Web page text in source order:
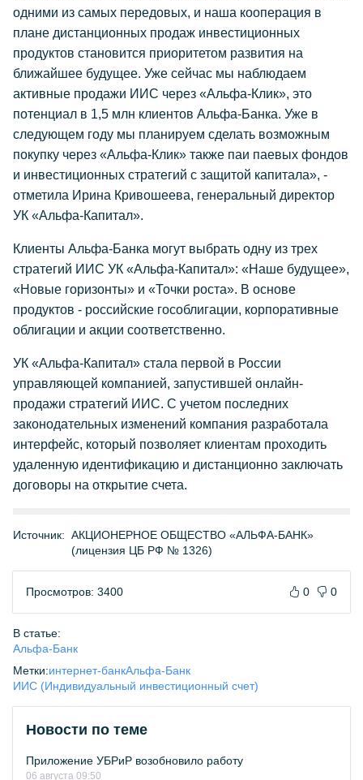
одними из самых передовых, и наша кооперация в
плане дистанционных продаж инвестиционных
продуктов становится приоритетом развития на
ближайшее будущее. Уже сейчас мы наблюдаем
активные продажи ИИС через «Альфа-Клик», это
потенциал в 1,5 млн клиентов Альфа-Банка. Уже в
следующем году мы планируем сделать возможным
покупку через «Альфа-Клик» также паи паевых фондов
и инвестиционных стратегий с защитой капитала», -
отметила Ирина Кривошеева, генеральный директор
УК «Альфа-Капитал».
Клиенты Альфа-Банка могут выбрать одну из трех
стратегий ИИС УК «Альфа-Капитал»: «Наше будущее»,
«Новые горизонты» и «Точки роста». В основе
продуктов - российские гособлигации, корпоративные
облигации и акции соответственно.
УК «Альфа-Капитал» стала первой в России
управляющей компанией, запустившей онлайн-
продажи стратегий ИИС. С учетом последних
законодательных изменений компания разработала
интерфейс, который позволяет клиентам проходить
удаленную идентификацию и дистанционно заключать
договоры на открытие счета.
Источник: АКЦИОНЕРНОЕ ОБЩЕСТВО «АЛЬФА-БАНК»
(лицензия ЦБ РФ № 1326)
Просмотров: 3400 0 0
В статье:
Альфа-Банк
Метки:интернет-банкАльфа-Банк
ИИС (Индивидуальный инвестиционный счет)
Новости по теме
Приложение УБРиР возобновило работу
06 августа 09:50